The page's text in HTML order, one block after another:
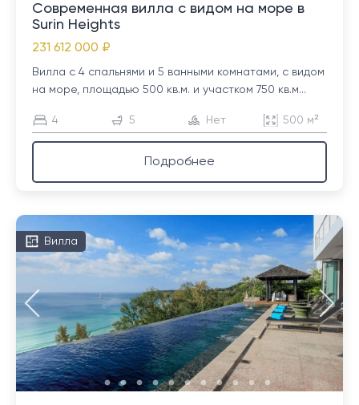
Современная вилла с видом на море в
Surin Heights
231 612 000 ₽
Вилла с 4 спальнями и 5 ванными комнатами, с видом
на море, площадью 500 кв.м. и участком 750 кв.м...
4 5 Нет 500 м²
Подробнее
Вилла